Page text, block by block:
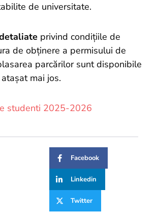
de universitate.
privind condițiile de
de obținere a permisului de
parcărilor sunt disponibile
mai jos.
studenti 2025-2026
Facebook
Linkedin
Twitter